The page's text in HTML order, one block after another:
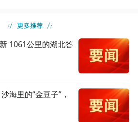
1061公里的湖北答
海里的“金豆子”，